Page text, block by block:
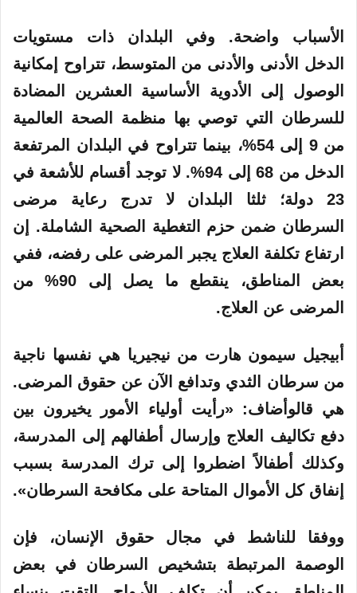
الأسباب واضحة. وفي البلدان ذات مستويات
الدخل الأدنى والأدنى من المتوسط، تتراوح إمكانية
الوصول إلى الأدوية الأساسية العشرين المضادة
للسرطان التي توصي بها منظمة الصحة العالمية
من 9 إلى 54%، بينما تتراوح في البلدان المرتفعة
الدخل من 68 إلى 94%. لا توجد أقسام للأشعة في
23 دولة؛ ثلثا البلدان لا تدرج رعاية مرضى
السرطان ضمن حزم التغطية الصحية الشاملة. إن
ارتفاع تكلفة العلاج يجبر المرضى على رفضه، ففي
بعض المناطق، ينقطع ما يصل إلى 90% من
المرضى عن العلاج.
أبيجيل سيمون هارت من نيجيريا هي نفسها ناجية
من سرطان الثدي وتدافع الآن عن حقوق المرضى.
هي قالوأضاف: «رأيت أولياء الأمور يخيرون بين
دفع تكاليف العلاج وإرسال أطفالهم إلى المدرسة،
وكذلك أطفالاً اضطروا إلى ترك المدرسة بسبب
إنفاق كل الأموال المتاحة على مكافحة السرطان».
ووفقا للناشط في مجال حقوق الإنسان، فإن
الوصمة المرتبطة بتشخيص السرطان في بعض